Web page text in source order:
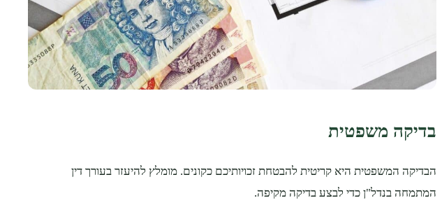
בדיקה משפטית
הבדיקה המשפטית היא קריטית להבטחת זכויותיכם כקונים. מומלץ להיעזר בעורך דין
המתמחה בנדל"ן כדי לבצע בדיקה מקיפה.